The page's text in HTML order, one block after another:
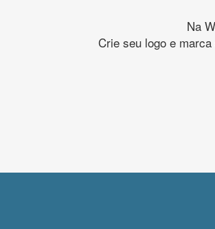
Na
Crie seu logo e